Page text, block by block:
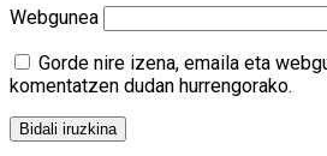
Webgunea
Gorde nire izena, emaila eta
komentatzen dudan hurrengorako.